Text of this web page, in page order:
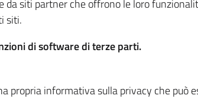
siti partner che offrono le loro
siti.
di software di terze parti.
informativa sulla privacy che può